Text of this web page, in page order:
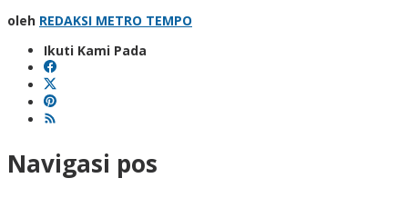
oleh REDAKSI METRO TEMPO
Ikuti Kami Pada
Navigasi pos